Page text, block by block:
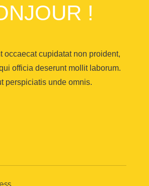
!
occaecat cupidatat non proident,
officia deserunt mollit laborum.
perspiciatis unde omnis.